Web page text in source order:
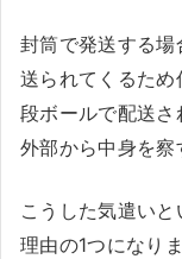
封筒で発送する
送られてくるため
段ボールで配送さ
外部から中身を察
こうした気遣い
理由の1つになりま